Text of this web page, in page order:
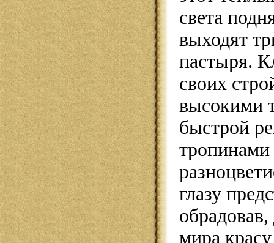
света
выходят
пастыря.
своих
высокими
быстрой
глазу
мира